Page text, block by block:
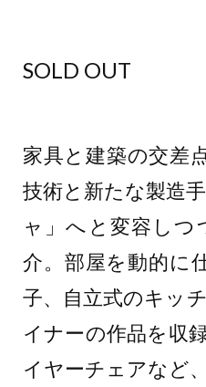
SOLD OUT
家具と建築の交差
技術と新たな製造
ャ」へと変容しつ
介。部屋を動的に
子、自立式のキッ
イナーの作品を収
イヤーチェアなど